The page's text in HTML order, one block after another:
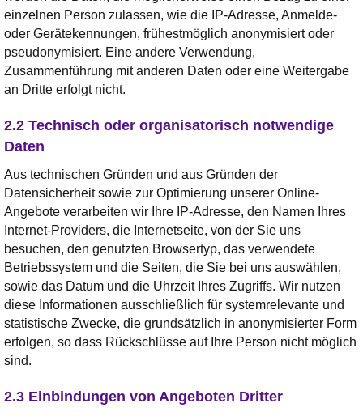
einzelnen Person zulassen, wie die IP-Adresse, Anmelde-
oder Gerätekennungen, frühestmöglich anonymisiert oder
pseudonymisiert. Eine andere Verwendung,
Zusammenführung mit anderen Daten oder eine Weitergabe
an Dritte erfolgt nicht.
2.2 Technisch oder organisatorisch notwendige
Daten
Aus technischen Gründen und aus Gründen der
Datensicherheit sowie zur Optimierung unserer Online-
Angebote verarbeiten wir Ihre IP-Adresse, den Namen Ihres
Internet-Providers, die Internetseite, von der Sie uns
besuchen, den genutzten Browsertyp, das verwendete
Betriebssystem und die Seiten, die Sie bei uns auswählen,
sowie das Datum und die Uhrzeit Ihres Zugriffs. Wir nutzen
diese Informationen ausschließlich für systemrelevante und
statistische Zwecke, die grundsätzlich in anonymisierter Form
erfolgen, so dass Rückschlüsse auf Ihre Person nicht möglich
sind.
2.3 Einbindungen von Angeboten Dritter